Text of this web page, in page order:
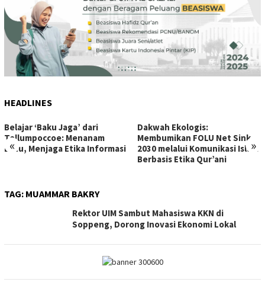
HEADLINES
« »
Belajar ‘Baku Jaga’ dari
Tellumpoccoe: Menanam
Batu, Menjaga Etika Informasi
Dakwah Ekologis:
Membumikan FOLU Net Sink
2030 melalui Komunikasi Islam
Berbasis Etika Qur’ani
TAG: MUAMMAR BAKRY
Rektor UIM Sambut Mahasiswa KKN di
Soppeng, Dorong Inovasi Ekonomi Lokal